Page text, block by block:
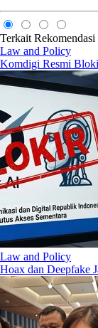
Terkait Rekomendasi
Law and Policy
Komdigi Resmi
Law and Policy
Hoax dan Deepfake